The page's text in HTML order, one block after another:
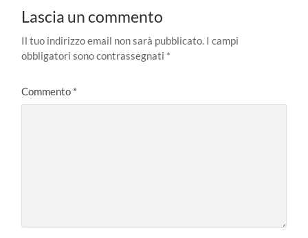
Lascia un commento
Il tuo indirizzo email non sarà pubblicato. I campi
obbligatori sono contrassegnati *
Commento *